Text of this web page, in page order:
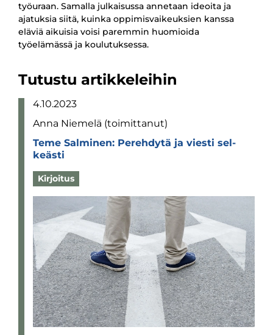
työuraan. Samalla julkaisussa annetaan ideoita ja
ajatuksia siitä, kuinka oppimisvaikeuksien kanssa
eläviä aikuisia voisi paremmin huomioida
työelämässä ja koulutuksessa.
Tutustu artikkeleihin
4.10.2023
Anna Niemelä (toimittanut)
Teme Sal­mi­nen: Pereh­dytä ja viesti sel­
keästi
Kirjoitus